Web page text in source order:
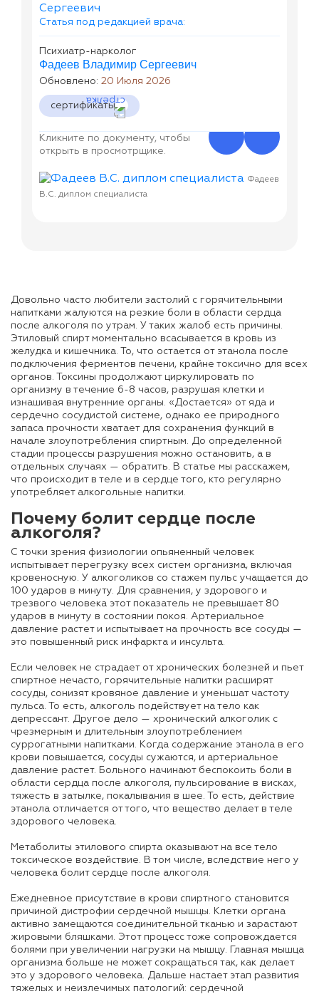
Статья под редакцией врача:
Психиатр-нарколог
Фадеев Владимир Сергеевич
Обновлено: 20 Июля 2026
сертификаты
Кликните по документу, чтобы
открыть в просмотрщике.
Фадеев
В.С. диплом специалиста
Довольно часто любители застолий с горячительными
напитками жалуются на резкие боли в области сердца
после алкоголя по утрам. У таких жалоб есть причины.
Этиловый спирт моментально всасывается в кровь из
желудка и кишечника. То, что остается от этанола после
подключения ферментов печени, крайне токсично для всех
органов. Токсины продолжают циркулировать по
организму в течение 6-8 часов, разрушая клетки и
изнашивая внутренние органы. «Достается» от яда и
сердечно сосудистой системе, однако ее природного
запаса прочности хватает для сохранения функций в
начале злоупотребления спиртным. До определенной
стадии процессы разрушения можно остановить, а в
отдельных случаях — обратить. В статье мы расскажем,
что происходит в теле и в сердце того, кто регулярно
употребляет алкогольные напитки.
Почему болит сердце после
алкоголя?
С точки зрения физиологии опьяненный человек
испытывает перегрузку всех систем организма, включая
кровеносную. У алкоголиков со стажем пульс учащается до
100 ударов в минуту. Для сравнения, у здорового и
трезвого человека этот показатель не превышает 80
ударов в минуту в состоянии покоя. Артериальное
давление растет и испытывает на прочность все сосуды —
это повышенный риск инфаркта и инсульта.
Если человек не страдает от хронических болезней и пьет
спиртное нечасто, горячительные напитки расширят
сосуды, сонизят кровяное давление и уменьшат частоту
пульса. То есть, алкоголь подействует на тело как
депрессант. Другое дело — хронический алкоголик с
чрезмерным и длительным злоупотреблением
суррогатными напитками. Когда содержание этанола в его
крови повышается, сосуды сужаются, и артериальное
давление растет. Больного начинают беспокоить боли в
области сердца после алкоголя, пульсирование в висках,
тяжесть в затылке, покалывания в шее. То есть, действие
этанола отличается от того, что вещество делает в теле
здорового человека.
Метаболиты этилового спирта оказывают на все тело
токсическое воздействие. В том числе, вследствие него у
человека болит сердце после алкоголя.
Ежедневное присутствие в крови спиртного становится
причиной дистрофии сердечной мышцы. Клетки органа
активно замещаются соединительной тканью и зарастают
жировыми бляшками. Этот процесс тоже сопровождается
болями при увеличении нагрузки на мышцу. Главная мышца
организма больше не может сокращаться так, как делает
это у здорового человека. Дальше настает этап развития
тяжелых и неизлечимых патологий: сердечной